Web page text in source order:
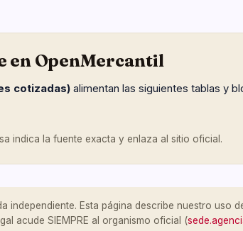
en OpenMercantil
cotizadas) alimentan las siguientes tablas y
indica la fuente exacta y enlaza al sitio oficial.
independiente. Esta página describe nuestro uso
acude SIEMPRE al organismo oficial (